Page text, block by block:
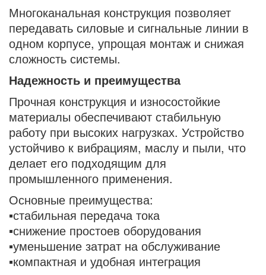
Многоканальная конструкция позволяет
передавать силовые и сигнальные линии в
одном корпусе, упрощая монтаж и снижая
сложность системы.
Надежность и преимущества
Прочная конструкция и износостойкие
материалы обеспечивают стабильную
работу при высоких нагрузках. Устройство
устойчиво к вибрациям, маслу и пыли, что
делает его подходящим для
промышленного применения.
Основные преимущества:
▪стабильная передача тока
▪снижение простоев оборудования
▪уменьшение затрат на обслуживание
▪компактная и удобная интеграция